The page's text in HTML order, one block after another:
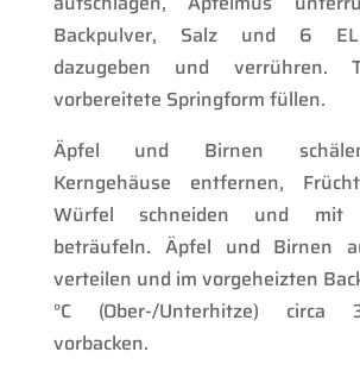
Backpulver, Salz und 6 EL
dazugeben und
vorbereitete Springform füllen.
Äpfel und Birnen
Kerngehäuse entfernen,
Würfel schneiden und mit
beträufeln. Äpfel und Birnen
verteilen und im vorgeheizten
°C (Ober-/Unterhitze) circa
vorbacken.